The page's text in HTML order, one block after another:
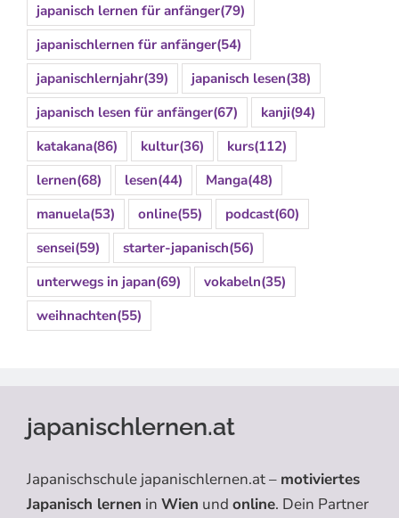
japanisch lernen für anfänger(79)
japanischlernen für anfänger(54)
japanischlernjahr(39) japanisch lesen(38)
japanisch lesen für anfänger(67) kanji(94)
katakana(86) kultur(36) kurs(112)
lernen(68) lesen(44) Manga(48)
manuela(53) online(55) podcast(60)
sensei(59) starter-japanisch(56)
unterwegs in japan(69) vokabeln(35)
weihnachten(55)
japanischlernen.at
Japanischschule japanischlernen.at – motiviertes
Japanisch lernen in Wien und online. Dein Partner